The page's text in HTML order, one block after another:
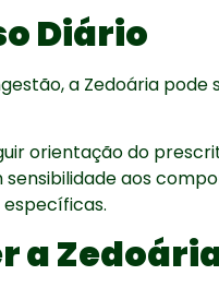
Diário
a Zedoária
orientação do
aos
a